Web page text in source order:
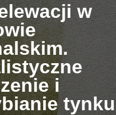
w
i
tynku